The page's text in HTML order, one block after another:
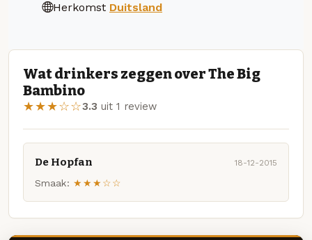
Herkomst Duitsland
Wat drinkers zeggen over The Big
Bambino
★★★☆☆3.3 uit 1 review
De Hopfan 18-12-2015
Smaak: ★★★☆☆